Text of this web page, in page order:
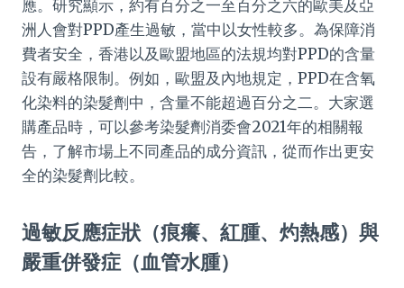
應。研究顯示，約有百分之一至百分之六的歐美及亞
洲人會對PPD產生過敏，當中以女性較多。為保障消
費者安全，香港以及歐盟地區的法規均對PPD的含量
設有嚴格限制。例如，歐盟及內地規定，PPD在含氧
化染料的染髮劑中，含量不能超過百分之二。大家選
購產品時，可以參考染髮劑消委會2021年的相關報
告，了解市場上不同產品的成分資訊，從而作出更安
全的染髮劑比較。
過敏反應症狀（痕癢、紅腫、灼熱感）與
嚴重併發症（血管水腫）